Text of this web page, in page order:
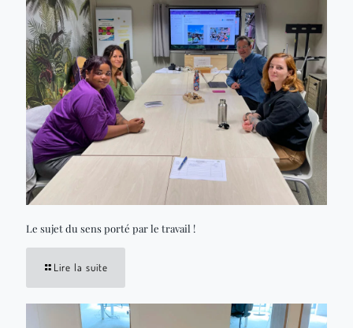
Le sujet du sens porté par le travail !
Lire la suite